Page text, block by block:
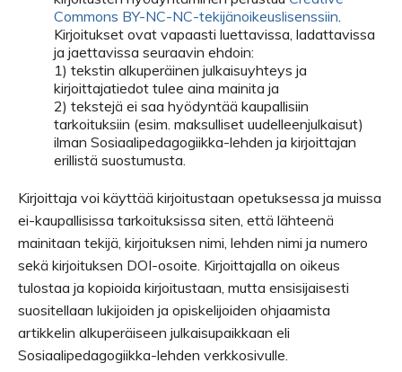
Commons BY-NC-NC-tekijänoikeuslisenssiin.
Kirjoitukset ovat vapaasti luettavissa, ladattavissa
ja jaettavissa seuraavin ehdoin:
1) tekstin alkuperäinen julkaisuyhteys ja
kirjoittajatiedot tulee aina mainita ja
2) tekstejä ei saa hyödyntää kaupallisiin
tarkoituksiin (esim. maksulliset uudelleenjulkaisut)
ilman Sosiaalipedagogiikka-lehden ja kirjoittajan
erillistä suostumusta.
Kirjoittaja voi käyttää kirjoitustaan opetuksessa ja muissa
ei-kaupallisissa tarkoituksissa siten, että lähteenä
mainitaan tekijä, kirjoituksen nimi, lehden nimi ja numero
sekä kirjoituksen DOI-osoite. Kirjoittajalla on oikeus
tulostaa ja kopioida kirjoitustaan, mutta ensisijaisesti
suositellaan lukijoiden ja opiskelijoiden ohjaamista
artikkelin alkuperäiseen julkaisupaikkaan eli
Sosiaalipedagogiikka-lehden verkkosivulle.